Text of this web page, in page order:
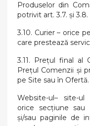
Produselor din
potrivit art. 3.7. și
3.10. Curier – orice
care prestează
3.11. Prețul final al
Prețul Comenzii şi
pe Site sau în Ofertă.
Website-ul– site-ul
orice secțiune sau
și/sau paginile de